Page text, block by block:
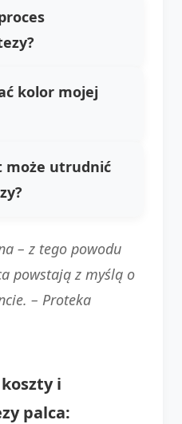
kolor mojej
może utrudnić
– z tego powodu
powstają z myślą o
– Proteka
i
palca: